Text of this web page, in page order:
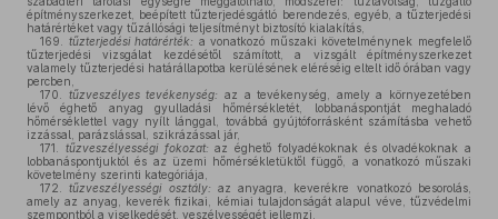
építményszerkezet, beépített tűzterjedésgátló berendezés, egyéb, a tűzterjedési
határértéket vagy tűzállósági teljesítményt biztosító kialakítás,
169.
tűzterjedési határérték: a vonatkozó műszaki követelménynek megfelelő
tűzterjedési vizsgálat kezdésétől számított, a vizsgált építményszerkezet
valamely tűzterjedési határállapotba kerülésének eléréséig eltelt idő órában vagy
percben,
170.
tűzveszélyes tevékenység: az a tevékenység, amely a környezetében
lévő éghető anyag gyulladási hőmérsékletét, lobbanáspontját meghaladó
hőmérséklettel vagy nyílt lánggal, továbbá gyújtóforrásként számításba vehető
izzással, parázslással, szikrázással jár,
171.
tűzveszélyességi fokozat: az éghető folyadékoknak és olvadékoknak a
lobbanáspontjuktól és az üzemi hőmérsékletüktől függő, a vonatkozó műszaki
követelmény szerinti kategóriája,
172.
tűzveszélyességi osztály: az anyagra, keverékre vonatkozó besorolás,
amely az anyag, keverék fizikai, kémiai tulajdonságát alapul véve, tűzvédelmi
szempontból a viselkedését, veszélyességét jellemzi,